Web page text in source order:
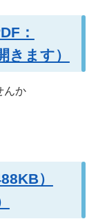
：
ます）
んか
）